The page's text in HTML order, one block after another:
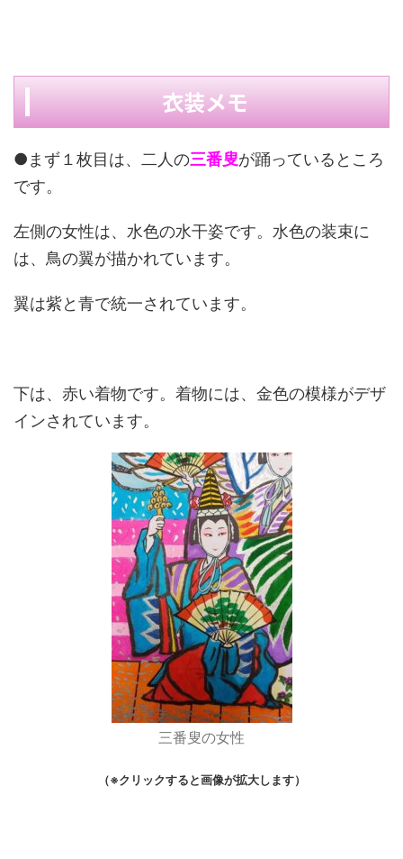
衣装メモ
●まず１枚目は、二人の三番叟が踊っているところ
です。
左側の女性は、水色の水干姿です。水色の装束に
は、鳥の翼が描かれています。
翼は紫と青で統一されています。
下は、赤い着物です。着物には、金色の模様がデザ
インされています。
三番叟の女性
（※クリックすると画像が拡大します）